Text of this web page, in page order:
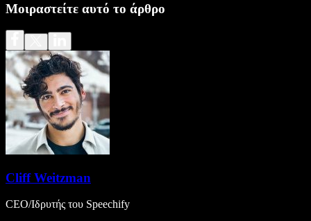
Μοιραστείτε αυτό το άρθρο
Cliff Weitzman
CEO/Ιδρυτής του Speechify